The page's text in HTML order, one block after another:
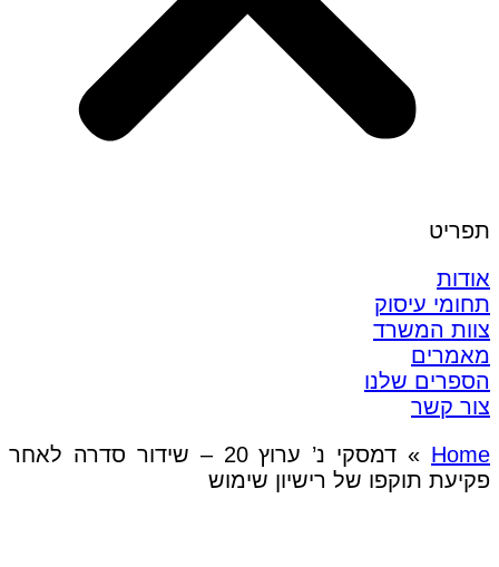
תפריט
אודות
תחומי עיסוק
צוות המשרד
מאמרים
הספרים שלנו
צור קשר
Home
»
דמסקי נ’ ערוץ 20 – שידור סדרה לאחר
פקיעת תוקפו של רישיון שימוש